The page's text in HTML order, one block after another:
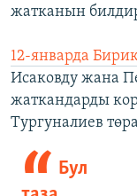
жатканын
12-январда
Исаковду жана
жаткандарды
Тургуналиев
Бул